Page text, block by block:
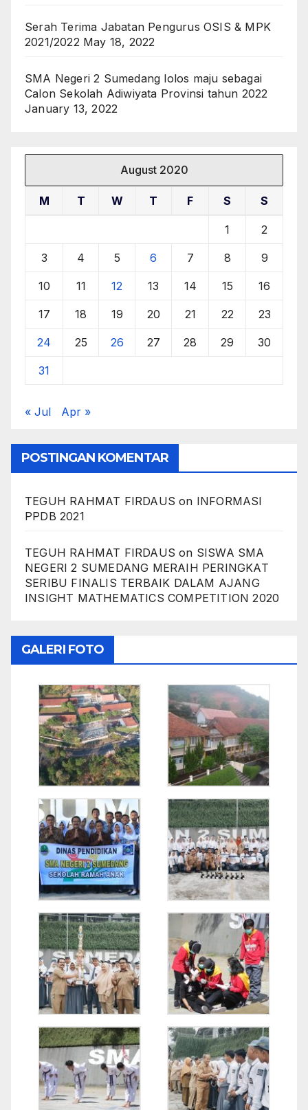
Serah Terima Jabatan Pengurus OSIS & MPK
2021/2022 May 18, 2022
SMA Negeri 2 Sumedang lolos maju sebagai
Calon Sekolah Adiwiyata Provinsi tahun 2022
January 13, 2022
August 2020
M T W T F S S
1 2
3 4 5 6 7 8 9
10 11 12 13 14 15 16
17 18 19 20 21 22 23
24 25 26 27 28 29 30
31
« Jul Apr »
POSTINGAN KOMENTAR
TEGUH RAHMAT FIRDAUS on INFORMASI
PPDB 2021
TEGUH RAHMAT FIRDAUS on SISWA SMA
NEGERI 2 SUMEDANG MERAIH PERINGKAT
SERIBU FINALIS TERBAIK DALAM AJANG
INSIGHT MATHEMATICS COMPETITION 2020
GALERI FOTO